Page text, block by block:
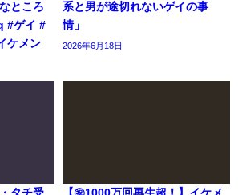
ところ
#ゲイ #
ケメン
系と男が途切れないゲイの事
情」
2026年6月18日